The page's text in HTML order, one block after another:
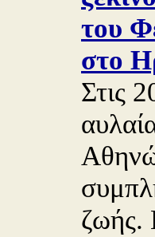
του
στο
Στις
ζωής.